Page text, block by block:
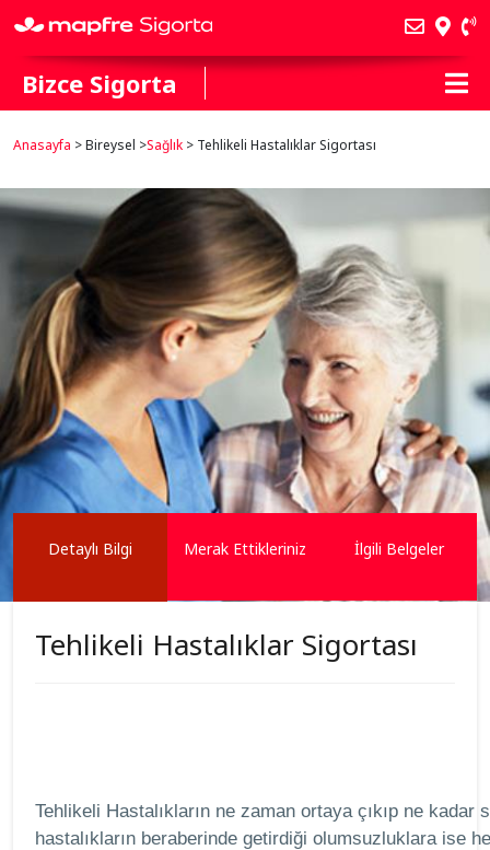
Bizce Sigorta
Anasayfa > Bireysel >Sağlık > Tehlikeli Hastalıklar Sigortası
Detaylı Bilgi Merak Ettikleriniz İlgili Belgeler
Tehlikeli Hastalıklar Sigortası
Tehlikeli Hastalıkların ne zaman ortaya çıkıp ne
hastalıkların beraberinde getirdiği olumsuzluklara ise